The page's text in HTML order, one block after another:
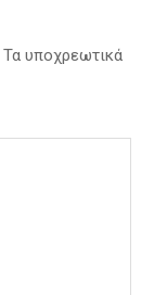
Τα υποχρεωτικά